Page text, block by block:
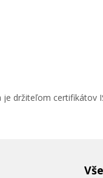
je držiteľom certifikátov